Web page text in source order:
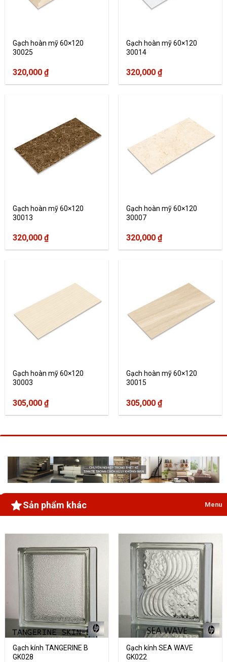
Gạch hoàn mỹ 60×120
30025
320,000 ₫
Gạch hoàn mỹ 60×120
30014
320,000 ₫
Gạch hoàn mỹ 60×120
30013
320,000 ₫
Gạch hoàn mỹ 60×120
30007
320,000 ₫
Gạch hoàn mỹ 60×120
30003
305,000 ₫
Gạch hoàn mỹ 60×120
30015
305,000 ₫
Sản phẩm khác Menu
Gạch kính TANGERINE B
GK028
Gạch kính SEA WAVE
GK022